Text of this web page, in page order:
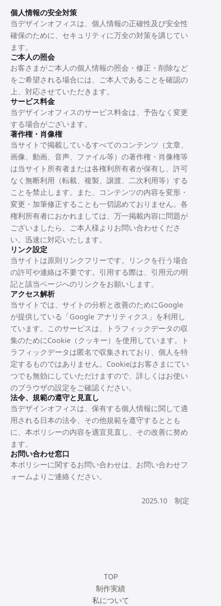
個人情報の安全対策
当デザインオフィスは、個人情報の正確性及び安全性
確保のために、セキュリティに万全の対策を講じてい
ます。
ご本人の照会
お客さまがご本人の個人情報の照会・修正・削除など
をご希望される場合には、ご本人であることを確認の
上、対応させていただきます。
サービス料金
当デザインオフィスのサービス料金は、予告なく変更
する場合がございます。
著作権・肖像権
当サイトで掲載しているすべてのコンテンツ（文章、
画像、動画、音声、ファイル等）の著作権・肖像権等
は当サイト所有者または各権利所有者が保有し、許可
なく無断利用（転載、複製、譲渡、二次利用等）する
ことを禁止します。また、コンテンツの内容を変形・
変更・加筆修正することも一切認めておりません。各
権利所有者におかれましては、万一掲載内容に問題が
ございましたら、ご本人様よりお問い合わせくださ
い。迅速に対応いたします。
リンク設定
当サイトは原則リンクフリーです。リンクを行う場合
の許可や連絡は不要です。引用する際は、引用元の明
記と該当ページへのリンクをお願いします。
アクセス解析
当サイトでは、サイトの分析と改善のためにGoogle
が提供している「Google アナリティクス」を利用し
ています。このサービスは、トラフィックデータの収
集のためにCookie（クッキー）を使用しています。ト
ラフィックデータは匿名で収集されており、個人を特
定するものではありません。Cookieはお客さまにてい
つでも無効にしていただけますので、詳しくはお使い
のブラウザの設定をご確認ください。
法令、規範の遵守と見直し
当デザインオフィスは、保有する個人情報に関して適
用される日本の法令、その他規範を遵守するととも
に、本ポリシーの内容を適宜見直し、その改善に努め
ます。
お問い合わせ窓口
本ポリシーに関するお問い合わせは、お問い合わせフ
ォームよりご連絡ください。
2025.10 制定
TOP
制作実績
私について